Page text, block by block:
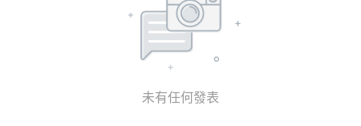
未有任何發表